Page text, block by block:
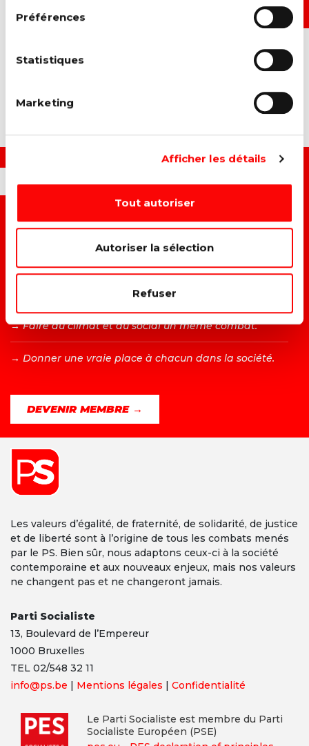
Préférences
Statistiques
Marketing
Afficher les détails
Tout autoriser
Autoriser la sélection
Refuser
dans le cadre de l'inscription soumise (obligatoire)
afin de me tenir informé de l’actualité; conformément à notre
politique de confidentialité
Les valeurs d’égalité, de fraternité, de solidarité, de justice
et de liberté sont à l’origine de tous les combats menés
par le PS. Bien sûr, nous adaptons ceux-ci à la société
contemporaine et aux nouveaux enjeux, mais nos valeurs
ne changent pas et ne changeront jamais.
Parti Socialiste
13, Boulevard de l’Empereur
1000 Bruxelles
TEL 02/548 32 11
info@ps.be | Mentions légales | Confidentialité
Le Parti Socialiste est membre du Parti
Socialiste Européen (PSE)
OUI, JE VEUX...
→ Construire un monde plus juste et solidaire.
utter contre toutes les formes de discrimination.
→ Faire du climat et du social un même combat.
→ Donner une vraie place à chacun dans la société.
DEVENIR MEMBRE →